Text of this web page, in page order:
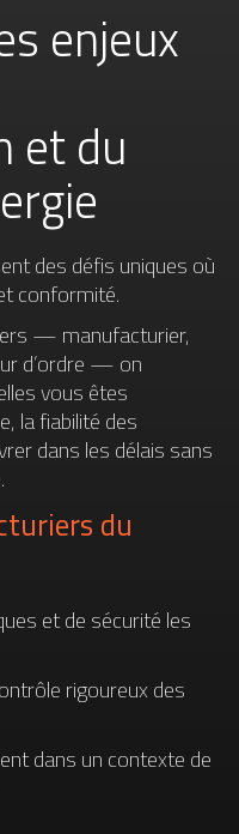
enjeux
et du
des défis uniques où
conformité.
— manufacturier,
d’ordre — on
vous êtes
la fiabilité des
dans les délais sans
du
et de sécurité les
rigoureux des
dans un contexte de